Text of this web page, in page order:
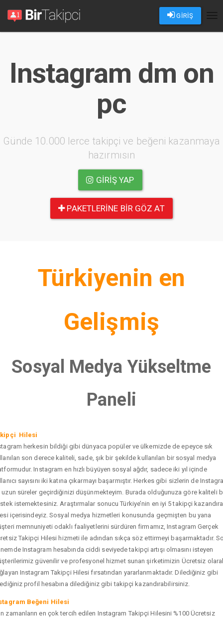
GİRİŞ
Instagram dm on
pc
Günde 10.000 lerce takipçi ve beğeni kazanmaya
hazırmısın
GIRIŞ YAP
PAKETLERINE BIR GÖZ AT
Türkiyenin en
Gelişmiş
Sosyal Medya Yükseltme
Paneli
Hilesi
herkesin bildiği gibi dünyaca popüler ve ülkemizde de epeyce sık
son derece kaliteli, sade, şık bir şekilde kullanılan bir sosyal medya
Instagram en hızlı büyüyen sosyal ağdır, sadece iki yıl içinde
sayısını iki katına çıkarmayı başarmıştır. Herkes gibi sizlerin de
uzun süreler geçirdiğinizi düşünmekteyim. Burada olduğunuza göre kaliteli
istemektesiniz. Araştırmalar sonucu Türkiye’nin en iyi 5 takipçi
içerisindeyiz. Sosyal medya hizmetleri konusunda geçmişten bu yana
memnuniyeti odaklı faaliyetlerini sürdüren firmamız, Instagram Gerçek
Takipçi Hilesi hizmeti ile adından sıkça söz ettirmeyi başarmaktadır.
Instagram hesabında ciddi seviyede takipçi artışı olmasını isteyen
güvenilir ve profesyonel hizmet sunan şirketimizin Ücretsiz
Instagram Takipçi Hilesi fırsatından yararlanmaktadır. Dilediğiniz gibi
profil hesabına dilediğiniz gibi takipçi kazandırabilirsiniz.
Beğeni Hilesi
zamanların en çok tercih edilen Instagram Takipçi Hilesini %100 Ücretsiz